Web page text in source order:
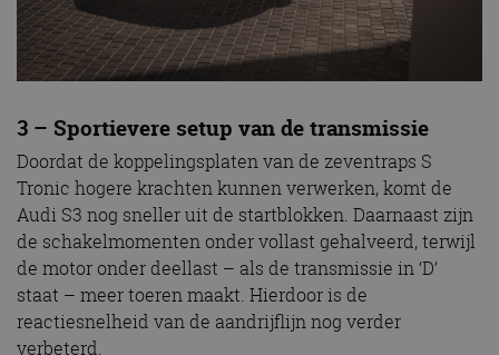
3 – Sportievere setup van de transmissie
Doordat de koppelingsplaten van de zeventraps S
Tronic hogere krachten kunnen verwerken, komt de
Audi S3 nog sneller uit de startblokken. Daarnaast zijn
de schakelmomenten onder vollast gehalveerd, terwijl
de motor onder deellast – als de transmissie in ‘D’
staat – meer toeren maakt. Hierdoor is de
reactiesnelheid van de aandrijflijn nog verder
verbeterd.